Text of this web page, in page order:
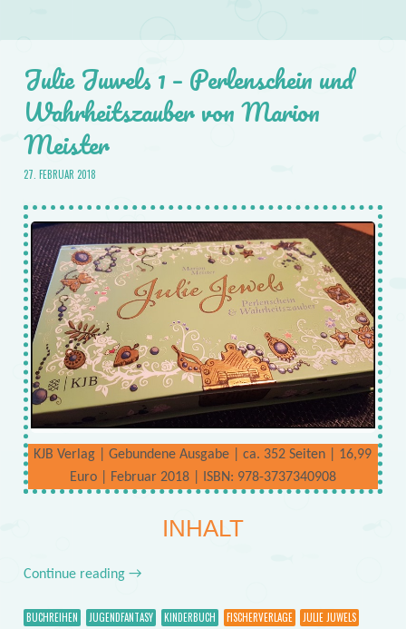
Julie Juwels 1 – Perlenschein und
Wahrheitszauber von Marion
Meister
27. FEBRUAR 2018
KJB Verlag | Gebundene Ausgabe | ca. 352 Seiten | 16,99
Euro | Februar 2018 | ISBN: 978-3737340908
INHALT
Continue reading →
BUCHREIHEN JUGENDFANTASY KINDERBUCH FISCHERVERLAGE
JULIE JUWELS